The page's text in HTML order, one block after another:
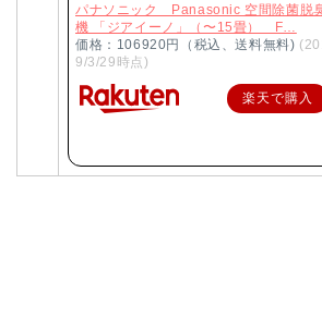
パナソニック Panasonic 空間除菌脱
機 「ジアイーノ」（〜15畳） F…
価格：106920円（税込、送料無料)
9/3/29時点)
楽天で購入